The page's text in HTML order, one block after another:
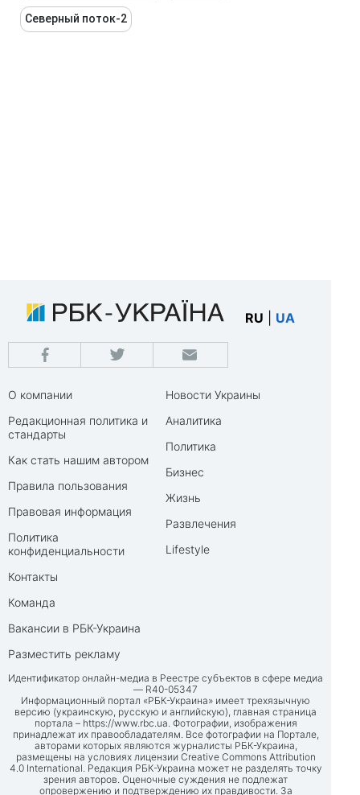
Северный поток-2
RU UA
О компании
Редакционная политика и
стандарты
Как стать нашим автором
Правила пользования
Правовая информация
Политика
конфиденциальности
Контакты
Команда
Вакансии в РБК-Украина
Разместить рекламу
Новости Украины
Аналитика
Политика
Бизнес
Жизнь
Развлечения
Lifestyle
Идентификатор онлайн-медиа в Реестре субъектов в сфере медиа
— R40-05347
Информационный портал «РБК-Украина» имеет трехязычную
версию (украинскую, русскую и английскую), главная страница
портала – https://www.rbc.ua. Фотографии, изображения
принадлежат их правообладателям. Все фотографии на Портале,
авторами которых являются журналисты РБК-Украина,
размещены на условиях лицензии Creative Commons Attribution
4.0 International. Редакция РБК-Украина может не разделять точку
зрения авторов. Оценочные суждения не подлежат
опровержению и подтверждению их правдивости. За